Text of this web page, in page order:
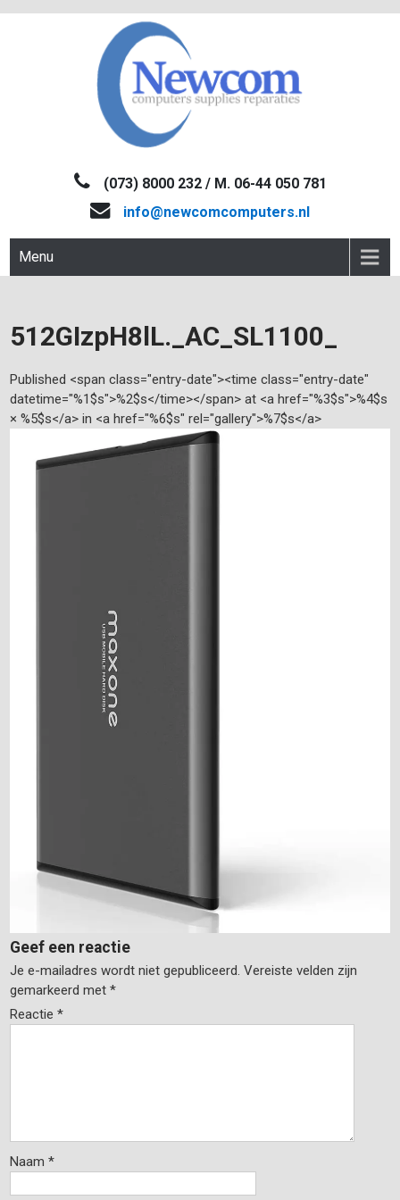
NEWCOM(073) 8000 232 / M. 06-44 050 781
info@newcomcomputers.nl
Menu
512GIzpH8lL._AC_SL1100_
Published <span class="entry-date"><time class="entry-date"
datetime="%1$s">%2$s</time></span> at <a href="%3$s">%4$s
× %5$s</a> in <a href="%6$s" rel="gallery">%7$s</a>
Geef een reactie
Je e-mailadres wordt niet gepubliceerd. Vereiste velden zijn
gemarkeerd met*
Reactie*
Naam*